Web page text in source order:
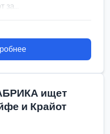
ищет
и Крайот